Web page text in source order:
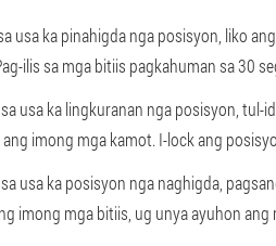
usa ka pinahigda nga posisyon, liko
ilis sa mga bitiis pagkahuman sa 30
usa ka lingkuranan nga posisyon,
imong mga kamot. I-lock ang
usa ka posisyon nga naghigda,
imong mga bitiis, ug unya ayuhon